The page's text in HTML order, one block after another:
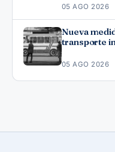
05 AGO 2026
Nueva
transporte
05 AGO 2026